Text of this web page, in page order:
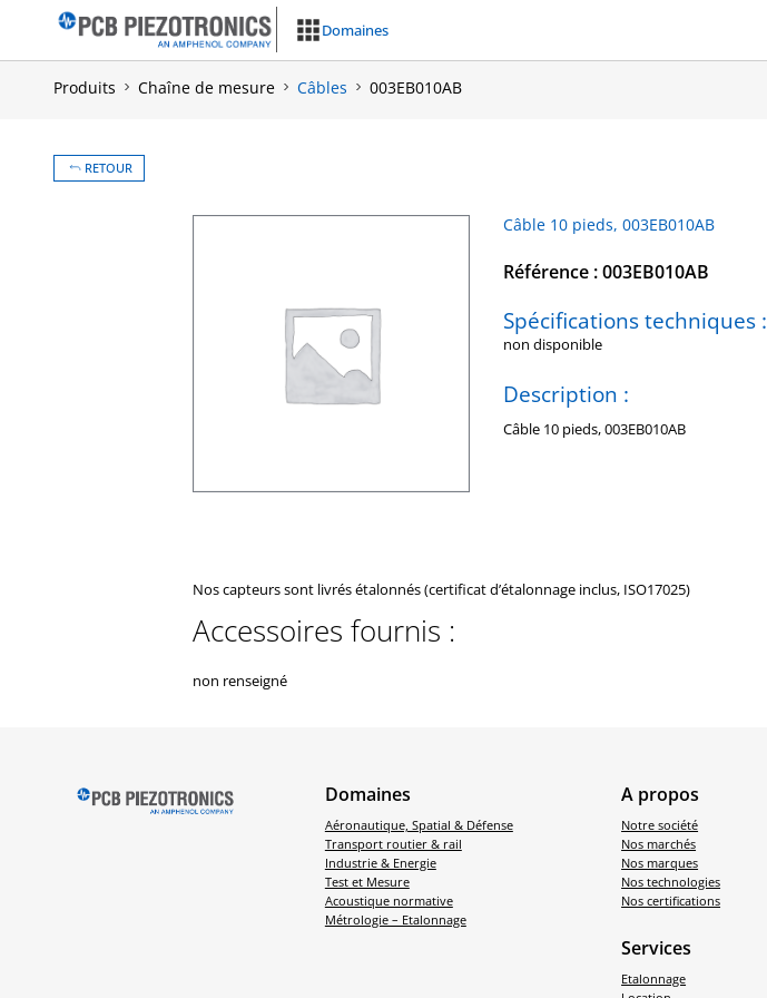
Domaines
Produits Chaîne de mesure Câbles 003EB010AB
RETOUR
Câble 10 pieds, 003EB010AB
Référence : 003EB010AB
Spécifications techniques :
non disponible
Description :
Câble 10 pieds, 003EB010AB
Nos capteurs sont livrés étalonnés (certificat d’étalonnage inclus, ISO17025)
Accessoires fournis :
non renseigné
Domaines
Aéronautique, Spatial & Défense
Transport routier & rail
Industrie & Energie
Test et Mesure
Acoustique normative
Métrologie – Etalonnage
A propos
Notre société
Nos marchés
Nos marques
Nos technologies
Nos certifications
Services
Etalonnage